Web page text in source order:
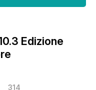
Edizione
314